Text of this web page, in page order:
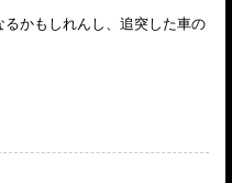
かもしれんし、追突した車の